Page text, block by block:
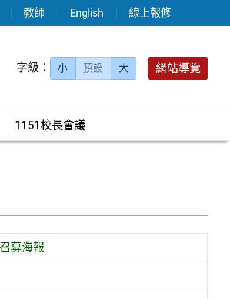
教師 English 線上報修
字級： 小 預設 大 網站導覽
1151校長會議
募海報